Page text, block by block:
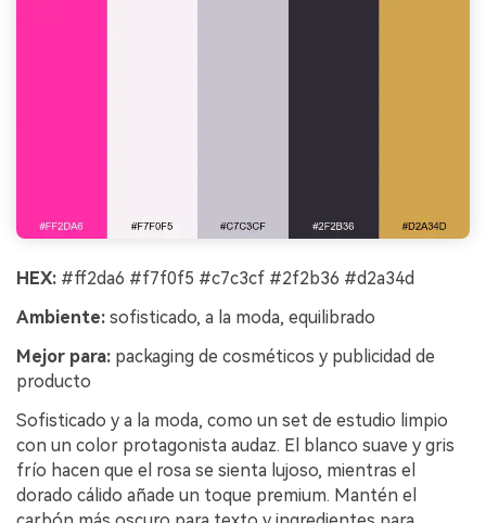
HEX: #ff2da6 #f7f0f5 #c7c3cf #2f2b36 #d2a34d
Ambiente: sofisticado, a la moda, equilibrado
Mejor para: packaging de cosméticos y publicidad de
producto
Sofisticado y a la moda, como un set de estudio limpio
con un color protagonista audaz. El blanco suave y gris
frío hacen que el rosa se sienta lujoso, mientras el
dorado cálido añade un toque premium. Mantén el